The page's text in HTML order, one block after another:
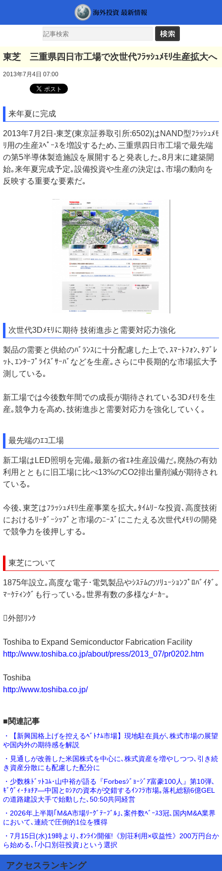
東芝 三重県四日市工場で次世代ﾌﾗｯｼｭﾒﾓﾘ生産拡大へ
2013年7月4日 07:00
来年夏に完成
2013年7月2日-東芝(東京証券取引所:6502)はNAND型ﾌﾗｯｼｭﾒﾓ
ﾘ用の生産ｽﾍﾟｰｽを増設するため､三重県四日市工場で最先端
の第5半導体製造施設を展開すると発表した｡8月末に建築開
始｡来年夏完成予定｡設備投資や生産の決定は､市場の動向を
反映する重要な要素だ｡
次世代3Dﾒﾓﾘに期待 技術進歩と需要対応力強化
製品の需要と供給のﾊﾞﾗﾝｽに十分配慮した上で､ｽﾏｰﾄﾌｫﾝ､ﾀﾌﾞﾚ
ｯﾄ､ｴﾝﾀｰﾌﾟﾗｲｽﾞｻｰﾊﾞなどを生産｡さらに中長期的な市場拡大予
測している｡
新工場では今後数年間での成長が期待されている3Dﾒﾓﾘを生
産｡競争力を高め､技術進歩と需要対応力を強化していく｡
最先端のｴｺ工場
新工場はLED照明を完備｡最新の省ｴﾈ生産設備だ｡廃熱の有効
利用とともに旧工場に比べ13%のCO2排出量削減が期待され
ている｡
今後､東芝はﾌﾗｯｼｭﾒﾓﾘ生産事業を拡大｡ﾀｲﾑﾘｰな投資､高度技術
におけるﾘｰﾀﾞｰｼｯﾌﾟと市場のﾆｰｽﾞにこたえる次世代ﾒﾓﾘの開発
で競争力を後押しする｡
東芝について
1875年設立｡高度な電子･電気製品やｼｽﾃﾑのｿﾘｭｰｼｮﾝﾌﾟﾛﾊﾞｲﾀﾞ｡
ﾏｰｹﾃｨﾝｸﾞも行っている｡世界有数の多様なﾒｰｶｰ｡
外部ﾘﾝｸ
Toshiba to Expand Semiconductor Fabrication Facility
http://www.toshiba.co.jp/about/press/2013_07/pr0202.htm
Toshiba
http://www.toshiba.co.jp/
■関連記事
・【新興国格上げを控えるﾍﾞﾄﾅﾑ市場】現地駐在員が､株式市場の展望
や国内外の期待感を解説
・見通しが改善した米国株式を中心に､株式資産を増やしつつ､引き続
き資産分散にも配慮した配分に
・少数株ﾄﾞｯﾄｺﾑ･山中裕が語る『Forbesｼﾞｮｰｼﾞｱ富豪100人』第10弾､
ｷﾞｳﾞｨ･ﾁｮﾁｱ―中国とﾛｼｱの資本が交錯するｲﾝﾌﾗ市場｡落札総額6億GEL
の道路建設大手で始動した､50:50共同経営
・2026年上半期｢M&A市場ﾘｰｸﾞﾃｰﾌﾞﾙ｣､案件数ﾍﾞｰｽ3冠､国内M&A業界
において､連続で圧倒的1位を獲得
・7月15日(水)19時より､ｵﾝﾗｲﾝ開催!《別荘利用×収益性》200万円台か
ら始める､｢小口別荘投資｣という選択
アクセスランキング